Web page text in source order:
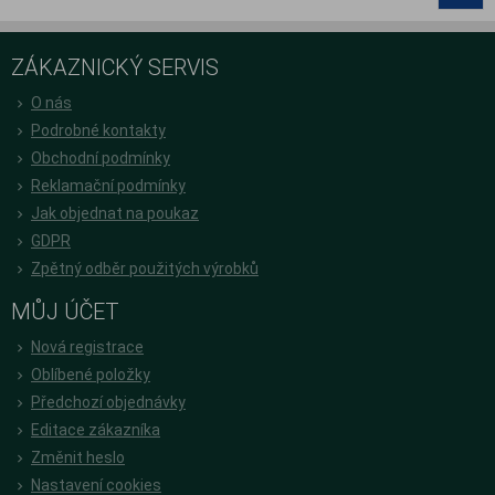
ZÁKAZNICKÝ SERVIS
O nás
Podrobné kontakty
Obchodní podmínky
Reklamační podmínky
Jak objednat na poukaz
GDPR
Zpětný odběr použitých výrobků
MŮJ ÚČET
Nová registrace
Oblíbené položky
Předchozí objednávky
Editace zákazníka
Změnit heslo
Nastavení cookies